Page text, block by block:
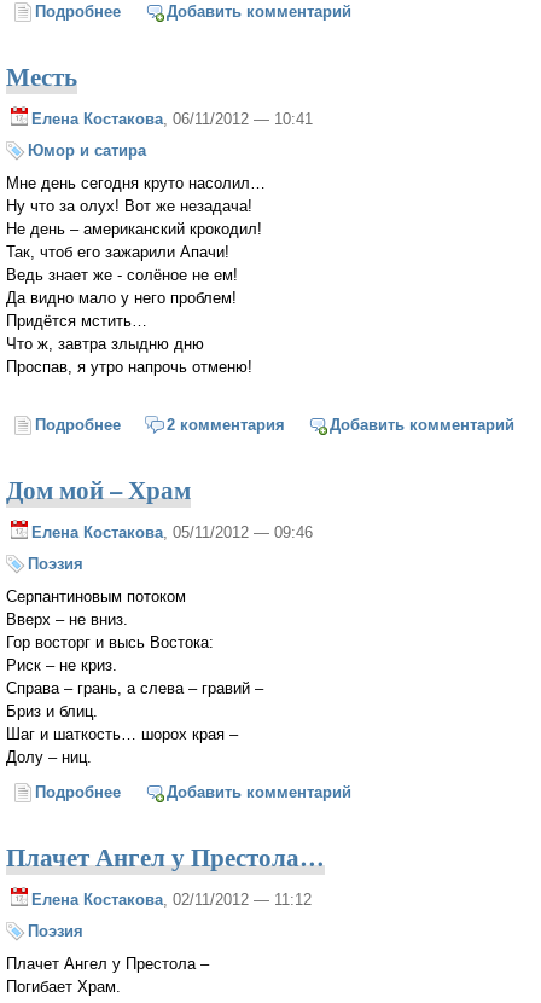
Подробнее о Не ждала я тебя…
Добавить комментарий
Месть
Елена Костакова , 06/11/2012 — 10:41
Юмор и сатира
Мне день сегодня круто насолил…
Ну что за олух! Вот же незадача!
Не день – американский крокодил!
Так, чтоб его зажарили Апачи!
Ведь знает же - солёное не ем!
Да видно мало у него проблем!
Придётся мстить…
Что ж, завтра злыдню дню
Проспав, я утро напрочь отменю!
Подробнее о Месть2 комментария Добавить комментарий
Дом мой – Храм
Елена Костакова , 05/11/2012 — 09:46
Поэзия
Серпантиновым потоком
Вверх – не вниз.
Гор восторг и высь Востока:
Риск – не криз.
Справа – грань, а слева – гравий –
Бриз и блиц.
Шаг и шаткость… шорох края –
Долу – ниц.
Подробнее о Дом мой – Храм
Добавить комментарий
Плачет Ангел у Престола…
Елена Костакова , 02/11/2012 — 11:12
Поэзия
Плачет Ангел у Престола –
Погибает Храм.